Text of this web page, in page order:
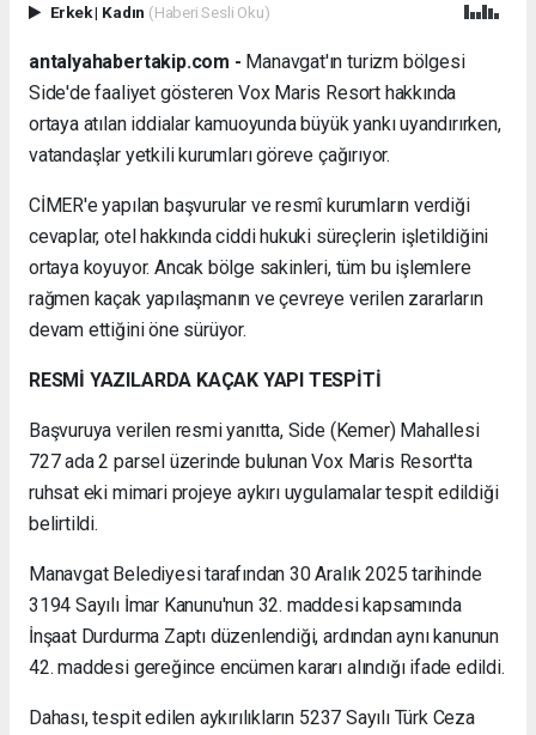
Erkek| Kadın (Haberi Sesli Oku)
antalyahabertakip.com - Manavgat'ın turizm bölgesi
Side'de faaliyet gösteren Vox Maris Resort hakkında
ortaya atılan iddialar kamuoyunda büyük yankı uyandırırken,
vatandaşlar yetkili kurumları göreve çağırıyor.
CİMER'e yapılan başvurular ve resmî kurumların verdiği
cevaplar, otel hakkında ciddi hukuki süreçlerin işletildiğini
ortaya koyuyor. Ancak bölge sakinleri, tüm bu işlemlere
rağmen kaçak yapılaşmanın ve çevreye verilen zararların
devam ettiğini öne sürüyor.
RESMİ YAZILARDA KAÇAK YAPI TESPİTİ
Başvuruya verilen resmi yanıtta, Side (Kemer) Mahallesi
727 ada 2 parsel üzerinde bulunan Vox Maris Resort'ta
ruhsat eki mimari projeye aykırı uygulamalar tespit edildiği
belirtildi.
Manavgat Belediyesi tarafından 30 Aralık 2025 tarihinde
3194 Sayılı İmar Kanunu'nun 32. maddesi kapsamında
İnşaat Durdurma Zaptı düzenlendiği, ardından aynı kanunun
42. maddesi gereğince encümen kararı alındığı ifade edildi.
Dahası, tespit edilen aykırılıkların 5237 Sayılı Türk Ceza